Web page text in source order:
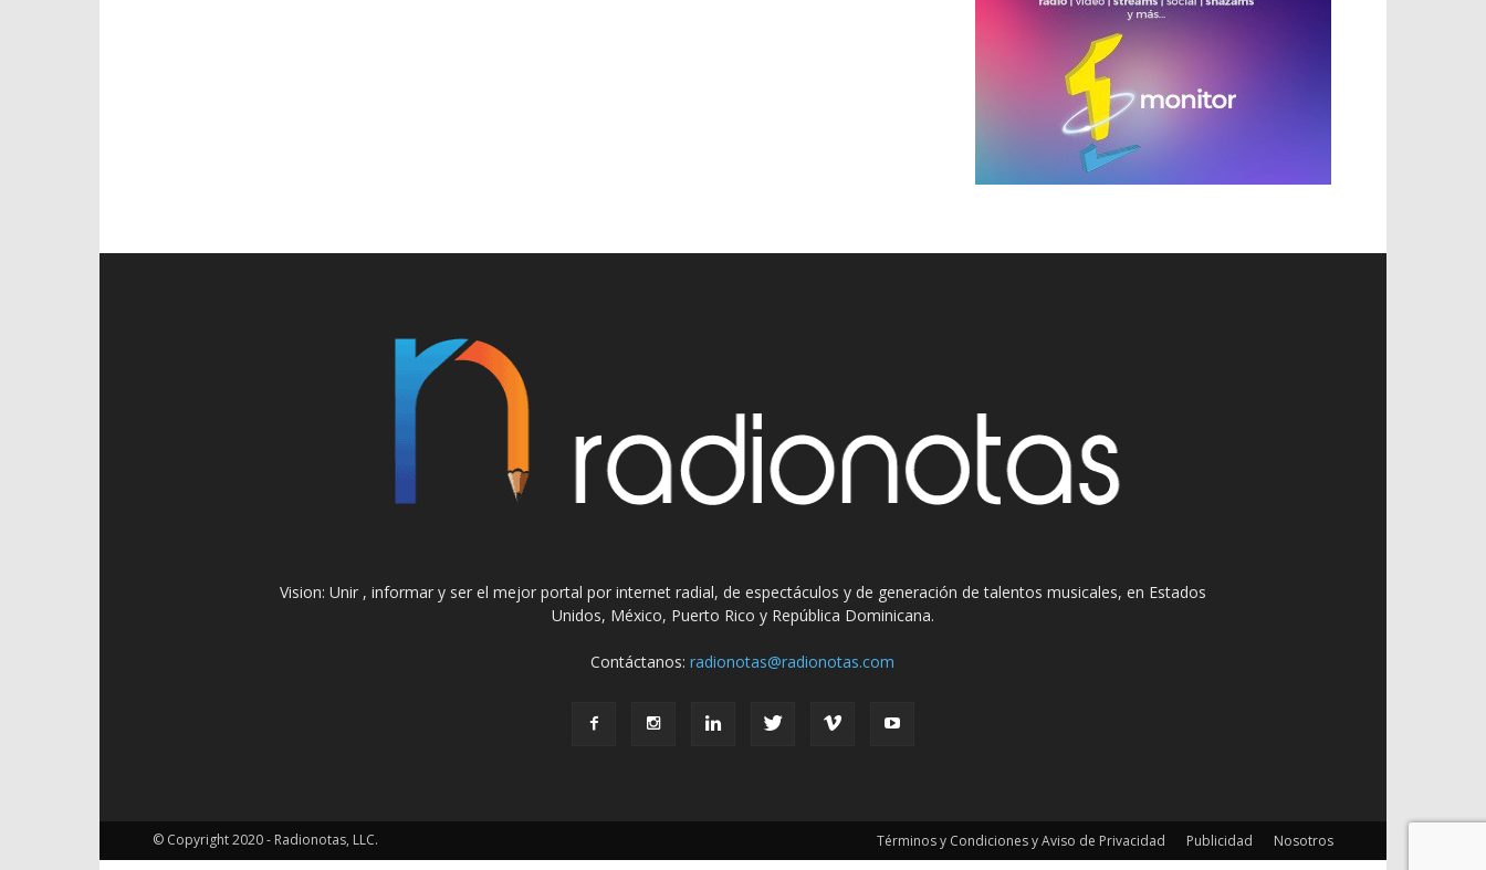
Vision: Unir , informar y ser el mejor portal por internet radial, de espectáculos y de generación de talentos musicales, en Estados
Unidos, México, Puerto Rico y República Dominicana.
Contáctanos:radionotas@radionotas.com
Términos y Condiciones y Aviso de Privacidad Publicidad Nosotros
© Copyright 2020 - Radionotas, LLC.